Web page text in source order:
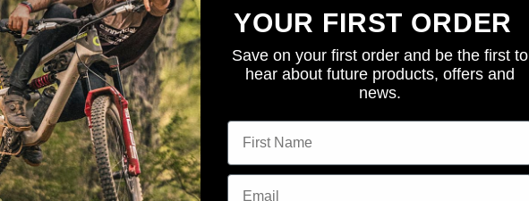
YOUR FIRST ORDER
Save on your first order and be the first to
hear about future products, offers and
news.
First name
Email